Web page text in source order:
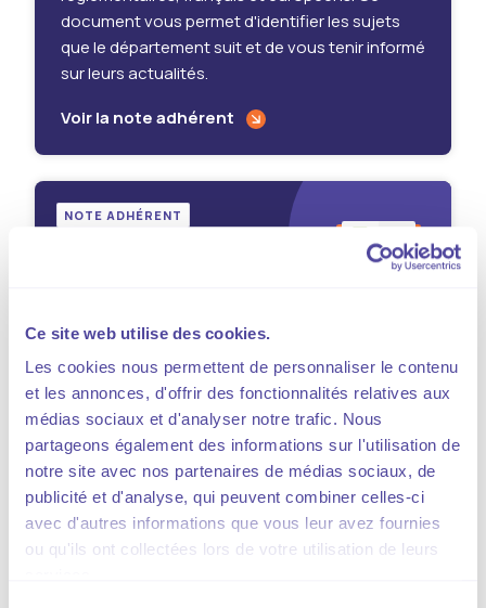
Ce site web utilise des cookies.
Les cookies nous permettent de personnaliser le contenu
et les annonces, d'offrir des fonctionnalités relatives aux
médias sociaux et d'analyser notre trafic. Nous
partageons également des informations sur l'utilisation de
notre site avec nos partenaires de médias sociaux, de
publicité et d'analyse, qui peuvent combiner celles-ci
avec d'autres informations que vous leur avez fournies
ou qu'ils ont collectées lors de votre utilisation de leurs
document vous permet d'identifier les sujets
que le département suit et de vous tenir informé
sur leurs actualités.
Voir la note adhérent
NOTE ADHÉRENT
IA & Supply chain : découvrez
le guide au service du
commerce de gros
Sous l'égide de sa commission Transport &
Logistique, la CGF a organisé au 1er semestre
2026 deux ateliers sur l'implémentation de